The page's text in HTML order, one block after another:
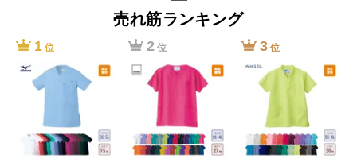
売れ筋ランキング
1位 2 位 3位